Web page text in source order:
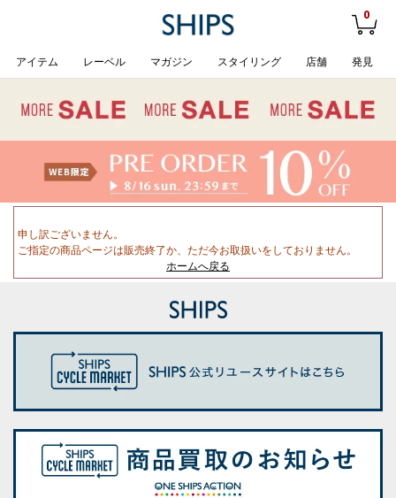
0
アイテム レーベル マガジン スタイリング 店舗 発見
申し訳ございません。
ご指定の商品ページは販売終了か、ただ今お取扱いをしておりません。
ホームへ戻る